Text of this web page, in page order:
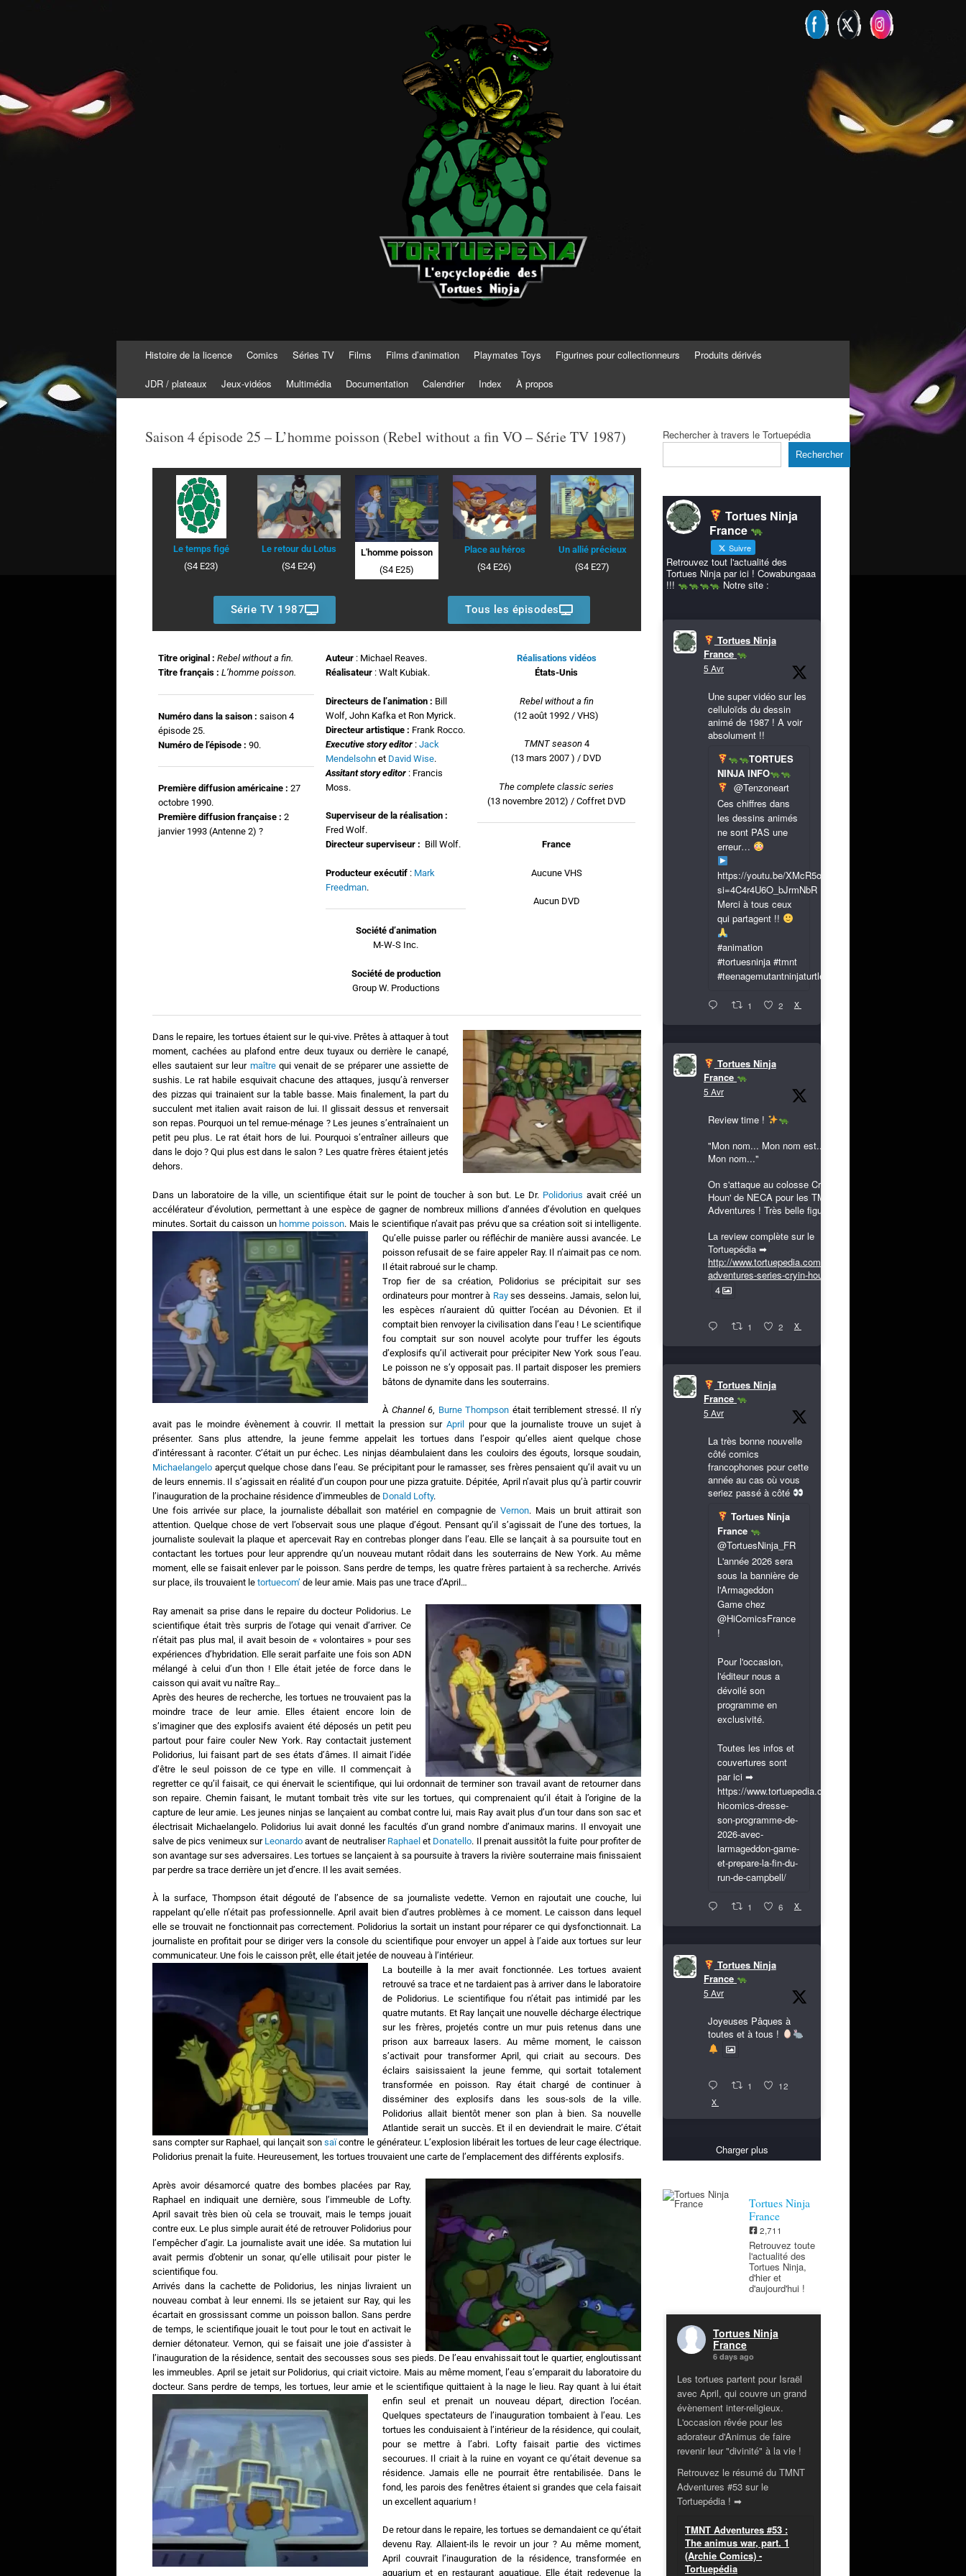
Tortuepédia
L'encyclopédie des Tortues Ninja !
Histoire de la licence Comics Séries TV Films Films d’animation Playmates Toys Figurines pour collectionneurs Produits dérivés
JDR / plateaux Jeux-vidéos Multimédia Documentation Calendrier Index À propos
Saison 4 épisode 25 – L’homme poisson (Rebel without a fin VO – Série TV 1987)
Le temps figé
(S4 E23)
Le retour du Lotus
(S4 E24)
L'homme poisson
(S4 E25)
Place au héros
(S4 E26)
Un allié précieux
(S4 E27)
Série TV 1987 Tous les épisodes
Titre original : Rebel without a fin.
Titre français : L’homme poisson.
Numéro dans la saison : saison 4
épisode 25.
Numéro de l’épisode : 90.
Première diffusion américaine : 27
octobre 1990.
Première diffusion française : 2
janvier 1993 (Antenne 2) ?
Auteur : Michael Reaves.
Réalisateur : Walt Kubiak.
Directeurs de l’animation : Bill
Wolf, John Kafka et Ron Myrick.
Directeur artistique : Frank Rocco.
Executive story editor : Jack
Mendelsohn et David Wise.
Assitant story editor : Francis
Moss.
Superviseur de la réalisation :
Fred Wolf.
Directeur superviseur : Bill Wolf.
Producteur exécutif : Mark
Freedman.
Société d’animation
M-W-S Inc.
Société de production
Group W. Productions
Réalisations vidéos
États-Unis
Rebel without a fin
(12 août 1992 / VHS)
TMNT season4
(13 mars 2007 ) / DVD
The complete classic series
(13 novembre 2012) / Coffret DVD
France
Aucune VHS
Aucun DVD
Dans le repaire, les tortues étaient sur le qui-vive. Prêtes à attaquer à tout
moment, cachées au plafond entre deux tuyaux ou derrière le canapé,
elles sautaient sur leur maîtrequi venait de se préparer une assiette de
sushis. Le rat habile esquivait chacune des attaques, jusqu’à renverser
des pizzas qui trainaient sur la table basse. Mais finalement, la part du
succulent met italien avait raison de lui. Il glissait dessus et renversait
son repas. Pourquoi un tel remue-ménage ? Les jeunes s’entraînaient un
petit peu plus. Le rat était hors de lui. Pourquoi s’entraîner ailleurs que
dans le dojo ? Qui plus est dans le salon ? Les quatre frères étaient jetés
dehors.
Dans un laboratoire de la ville, un scientifique était sur le point de toucher à son but. Le Dr. Polidorius avait créé un
accélérateur d’évolution, permettant à une espèce de gagner de nombreux millions d’années d’évolution en quelques
minutes. Sortait du caisson un homme poisson. Mais le scientifique n’avait pas prévu que sa création soit si intelligente.
Qu’elle puisse parler ou réfléchir de manière aussi avancée. Le
poisson refusait de se faire appeler Ray. Il n’aimait pas ce nom.
Il était rabroué sur le champ.
Trop fier de sa création, Polidorius se précipitait sur ses
ordinateurs pour montrer à Rayses desseins. Jamais, selon lui,
les espèces n’auraient dû quitter l’océan au Dévonien. Et il
comptait bien renvoyer la civilisation dans l’eau ! Le scientifique
fou comptait sur son nouvel acolyte pour truffer les égouts
d’explosifs qu’il activerait pour précipiter New York sous l’eau.
Le poisson ne s’y opposait pas. Il partait disposer les premiers
bâtons de dynamite dans les souterrains.
À Channel 6, Burne Thompson était terriblement stressé. Il n’y
avait pas le moindre évènement à couvrir. Il mettait la pression sur April pour que la journaliste trouve un sujet à
présenter. Sans plus attendre, la jeune femme appelait les tortues dans l’espoir qu’elles aient quelque chose
d’intéressant à raconter. C’était un pur échec. Les ninjas déambulaient dans les couloirs des égouts, lorsque soudain,
Michaelangelo aperçut quelque chose dans l’eau. Se précipitant pour le ramasser, ses frères pensaient qu’il avait vu un
de leurs ennemis. Il s’agissait en réalité d’un coupon pour une pizza gratuite. Dépitée, April n’avait plus qu’à partir couvrir
l’inauguration de la prochaine résidence d’immeubles de Donald Lofty.
Une fois arrivée sur place, la journaliste déballait son matériel en compagnie deVernon. Mais un bruit attirait son
attention. Quelque chose de vert l’observait sous une plaque d’égout. Pensant qu’il s’agissait de l’une des tortues, la
journaliste soulevait la plaque et apercevait Ray en contrebas plonger dans l’eau. Elle se lançait à sa poursuite tout en
contactant les tortues pour leur apprendre qu’un nouveau mutant rôdait dans les souterrains de New York. Au même
moment, elle se faisait enlever par le poisson. Sans perdre de temps, les quatre frères partaient à sa recherche. Arrivés
sur place, ils trouvaient le tortuecom’ de leur amie. Mais pas une trace d’April…
Ray amenait sa prise dans le repaire du docteur Polidorius. Le
scientifique était très surpris de l’otage qui venait d’arriver. Ce
n’était pas plus mal, il avait besoin de « volontaires » pour ses
expériences d’hybridation. Elle serait parfaite une fois son ADN
mélangé à celui d’un thon ! Elle était jetée de force dans le
caisson qui avait vu naître Ray…
Après des heures de recherche, les tortues ne trouvaient pas la
moindre trace de leur amie. Elles étaient encore loin de
s’imaginer que des explosifs avaient été déposés un petit peu
partout pour faire couler New York. Ray contactait justement
Polidorius, lui faisant part de ses états d’âmes. Il aimait l’idée
d’être le seul poisson de ce type en ville. Il commençait à
regretter ce qu’il faisait, ce qui énervait le scientifique, qui lui ordonnait de terminer son travail avant de retourner dans
son repaire. Chemin faisant, le mutant tombait très vite sur les tortues, qui comprenaient qu’il était à l’origine de la
capture de leur amie. Les jeunes ninjas se lançaient au combat contre lui, mais Ray avait plus d’un tour dans son sac et
électrisait Michaelangelo. Polidorius lui avait donné les facultés d’un grand nombre d’animaux marins. Il envoyait une
salve de pics venimeux sur Leonardo avant de neutraliser Raphaelet Donatello. Il prenait aussitôt la fuite pour profiter de
son avantage sur ses adversaires. Les tortues se lançaient à sa poursuite à travers la rivière souterraine mais finissaient
par perdre sa trace derrière un jet d’encre. Il les avait semées.
À la surface, Thompson était dégouté de l’absence de sa journaliste vedette. Vernon en rajoutait une couche, lui
rappelant qu’elle n’était pas professionnelle. April avait bien d’autres problèmes à ce moment. Le caisson dans lequel
elle se trouvait ne fonctionnait pas correctement. Polidorius la sortait un instant pour réparer ce qui dysfonctionnait. La
journaliste en profitait pour se diriger vers la console du scientifique pour envoyer un appel à l’aide aux tortues sur leur
communicateur. Une fois le caisson prêt, elle était jetée de nouveau à l’intérieur.
La bouteille à la mer avait fonctionnée. Les tortues avaient
retrouvé sa trace et ne tardaient pas à arriver dans le laboratoire
de Polidorius. Le scientifique fou n’était pas intimidé par les
quatre mutants. Et Ray lançait une nouvelle décharge électrique
sur les frères, projetés contre un mur puis retenus dans une
prison aux barreaux lasers. Au même moment, le caisson
s’activait pour transformer April, qui criait au secours. Des
éclairs saisissaient la jeune femme, qui sortait totalement
transformée en poisson. Ray était chargé de continuer à
disséminer des explosifs dans les sous-sols de la ville.
Polidorius allait bientôt mener son plan à bien. Sa nouvelle
Atlantide serait un succès. Et il en deviendrait le maire. C’était
sans compter sur Raphael, qui lançait sonsaïcontre le générateur. L’explosion libérait les tortues de leur cage électrique.
Polidorius prenait la fuite. Heureusement, les tortues trouvaient une carte de l’emplacement des différents explosifs.
Après avoir désamorcé quatre des bombes placées par Ray,
Raphael en indiquait une dernière, sous l’immeuble de Lofty.
April savait très bien où cela se trouvait, mais le temps jouait
contre eux. Le plus simple aurait été de retrouver Polidorius pour
l’empêcher d’agir. La journaliste avait une idée. Sa mutation lui
avait permis d’obtenir un sonar, qu’elle utilisait pour pister le
scientifique fou.
Arrivés dans la cachette de Polidorius, les ninjas livraient un
nouveau combat à leur ennemi. Ils se jetaient sur Ray, qui les
écartait en grossissant comme un poisson ballon. Sans perdre
de temps, le scientifique jouait le tout pour le tout en activait le
dernier détonateur. Vernon, qui se faisait une joie d’assister à
l’inauguration de la résidence, sentait des secousses sous ses pieds. De l’eau envahissait tout le quartier, engloutissant
les immeubles. April se jetait sur Polidorius, qui criait victoire. Mais au même moment, l’eau s’emparait du laboratoire du
docteur. Sans perdre de temps, les tortues, leur amie et le scientifique quittaient à la nage le lieu. Ray quant à lui était
enfin seul et prenait un nouveau départ, direction l’océan.
Quelques spectateurs de l’inauguration tombaient à l’eau. Les
tortues les conduisaient à l’intérieur de la résidence, qui coulait,
pour se mettre à l’abri. Lofty faisait partie des victimes
secourues. Il criait à la ruine en voyant ce qu’était devenue sa
résidence. Jamais elle ne pourrait être rentabilisée. Dans le
fond, les parois des fenêtres étaient si grandes que cela faisait
un excellent aquarium !
De retour dans le repaire, les tortues se demandaient ce qu’était
devenu Ray. Allaient-ils le revoir un jour ? Au même moment,
April couvrait l’inauguration de la résidence, transformée en
aquarium et en restaurant aquatique. Elle était redevenue la
Rechercher à travers le Tortuepédia
Rechercher
Tortues Ninja
France
Suivre
Retrouvez tout l'actualité des
Tortues Ninja par ici ! Cowabungaaa
!!!
Notre site :
Tortues Ninja
France
5 Avr
Une super vidéo sur les
celluloïds du dessin
animé de 1987 ! A voir
absolument !!
TORTUES
NINJA INFO
@Tenzoneart
Ces chiffres dans
les dessins animés
ne sont PAS une
erreur…
https://youtu.be/XMcR5or9N8A?
si=4C4r4U6O_bJrmNbR
Merci à tous ceux
qui partagent !!
#animation
#tortuesninja #tmnt
#teenagemutantninjaturtles
1 2 X
Tortues Ninja
France
5 Avr
Review time !
"Mon nom... Mon nom est...
Mon nom..."
On s'attaque au colosse Cryin'
Houn' de NECA pour les TMNT
Adventures ! Très belle figurine !
La review complète sur le
Tortuepédia ➡
http://www.tortuepedia.com/tmnt-
adventures-series-cryin-houn...
4
1 2 X
Tortues Ninja
France
5 Avr
La très bonne nouvelle
côté comics
francophones pour cette
année au cas où vous
seriez passé à côté
Tortues Ninja
France
@TortuesNinja_FR
L'année 2026 sera
sous la bannière de
l'Armageddon
Game chez
@HiComicsFrance
!
Pour l'occasion,
l'éditeur nous a
dévoilé son
programme en
exclusivité.
Toutes les infos et
couvertures sont
par ici ➡
https://www.tortuepedia.com/2026/03/31/exclusif-
hicomics-dresse-
son-programme-de-
2026-avec-
larmageddon-game-
et-prepare-la-fin-du-
run-de-campbell/
1 6 X
Tortues Ninja
France
5 Avr
Joyeuses Pâques à
toutes et à tous !
1 12
X
Charger plus
Tortues Ninja
France
2,711
Retrouvez toute
l'actualité des
Tortues Ninja,
d'hier et
d'aujourd'hui !
Tortues Ninja
France
6 days ago
Les tortues partent pour Israël
avec April, qui couvre un grand
évènement inter-religieux.
L'occasion rêvée pour les
adorateur d'Animus de faire
revenir leur "divinité" à la vie !
Retrouvez le résumé du TMNT
Adventures #53 sur le
Tortuepédia ! ➡
TMNT Adventures #53 :
The animus war, part. 1
(Archie Comics) -
Tortuepédia